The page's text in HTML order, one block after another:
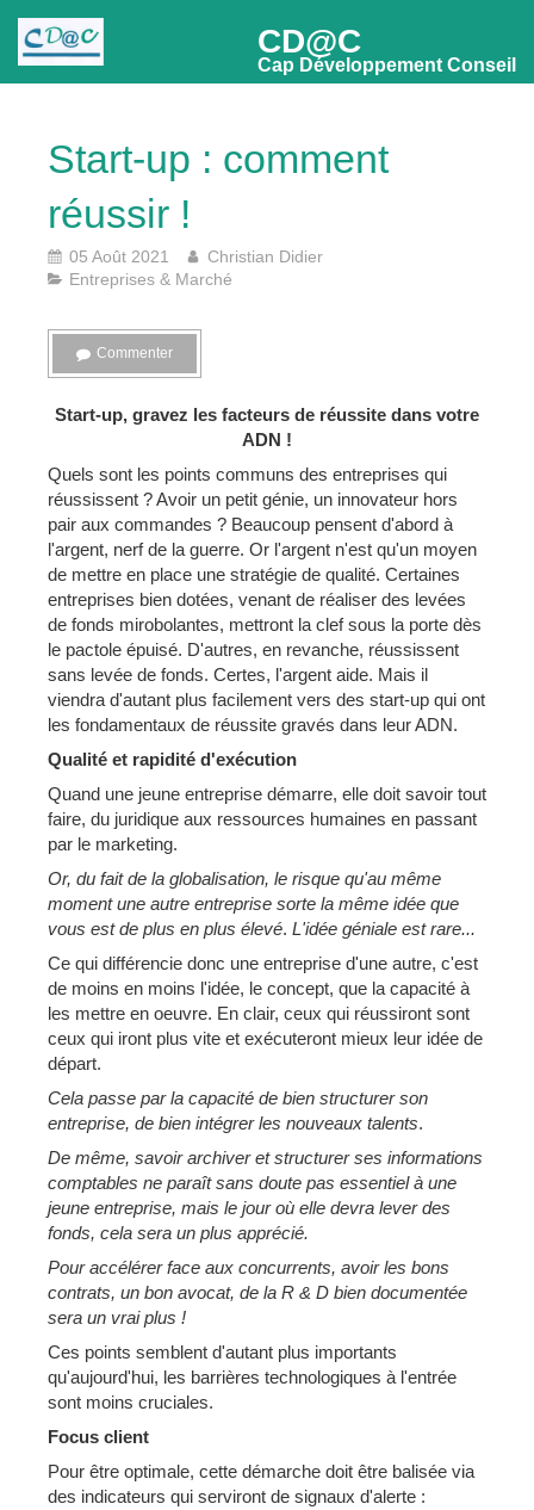
CD@C
Cap Développement Conseil
Start-up : comment
réussir !
05 Août 2021
Christian Didier
Entreprises & Marché
Commenter
Start-up, gravez les facteurs de réussite dans votre
ADN !
Quels sont les points communs des entreprises qui
réussissent ? Avoir un petit génie, un innovateur hors
pair aux commandes ? Beaucoup pensent d'abord à
l'argent, nerf de la guerre. Or l'argent n'est qu'un moyen
de mettre en place une stratégie de qualité. Certaines
entreprises bien dotées, venant de réaliser des levées
de fonds mirobolantes, mettront la clef sous la porte dès
le pactole épuisé. D'autres, en revanche, réussissent
sans levée de fonds. Certes, l'argent aide. Mais il
viendra d'autant plus facilement vers des start-up qui ont
les fondamentaux de réussite gravés dans leur ADN.
Qualité et rapidité d'exécution
Quand une jeune entreprise démarre, elle doit savoir tout
faire, du juridique aux ressources humaines en passant
par le marketing.
Or, du fait de la globalisation, le risque qu'au même
moment une autre entreprise sorte la même idée que
vous est de plus en plus élevé. L'idée géniale est rare...
Ce qui différencie donc une entreprise d'une autre, c'est
de moins en moins l'idée, le concept, que la capacité à
les mettre en oeuvre. En clair, ceux qui réussiront sont
ceux qui iront plus vite et exécuteront mieux leur idée de
départ.
Cela passe par la capacité de bien structurer son
entreprise, de bien intégrer les nouveaux talents.
De même, savoir archiver et structurer ses informations
comptables ne paraît sans doute pas essentiel à une
jeune entreprise, mais le jour où elle devra lever des
fonds, cela sera un plus apprécié.
Pour accélérer face aux concurrents, avoir les bons
contrats, un bon avocat, de la R & D bien documentée
sera un vrai plus !
Ces points semblent d'autant plus importants
qu'aujourd'hui, les barrières technologiques à l'entrée
sont moins cruciales.
Focus client
Pour être optimale, cette démarche doit être balisée via
des indicateurs qui serviront de signaux d'alerte :